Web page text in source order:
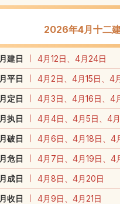
2026年4月十二
月建日
4月12日、4月24日
月平日
4月2日、4月15日、4
月定日
4月3日、4月16日、4
月执日
4月4日、4月5日、4
月破日
4月6日、4月18日、4
月危日
4月7日、4月19日、4
月成日
4月8日、4月20日
月收日
4月9日、4月21日